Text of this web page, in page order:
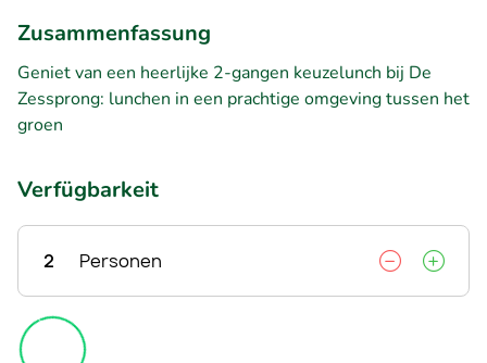
Zusammenfassung
Geniet van een heerlijke 2-gangen keuzelunch bij De
Zessprong: lunchen in een prachtige omgeving tussen het
groen
Verfügbarkeit
2 Personen